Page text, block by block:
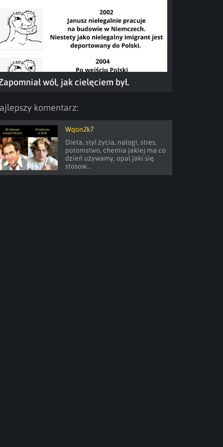
wół, jak cielęciem był.
komentarz:
Wqon2k7
Dieta, styl życia, nałogi, stres,
potomstwo, chemia jakiej ma co
dzień używamy, opal jaki się
stosow...